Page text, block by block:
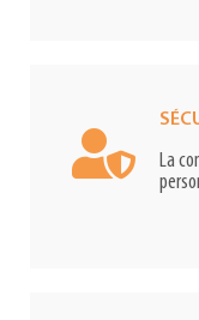
La